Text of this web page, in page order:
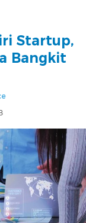
Startup,
Bangkit